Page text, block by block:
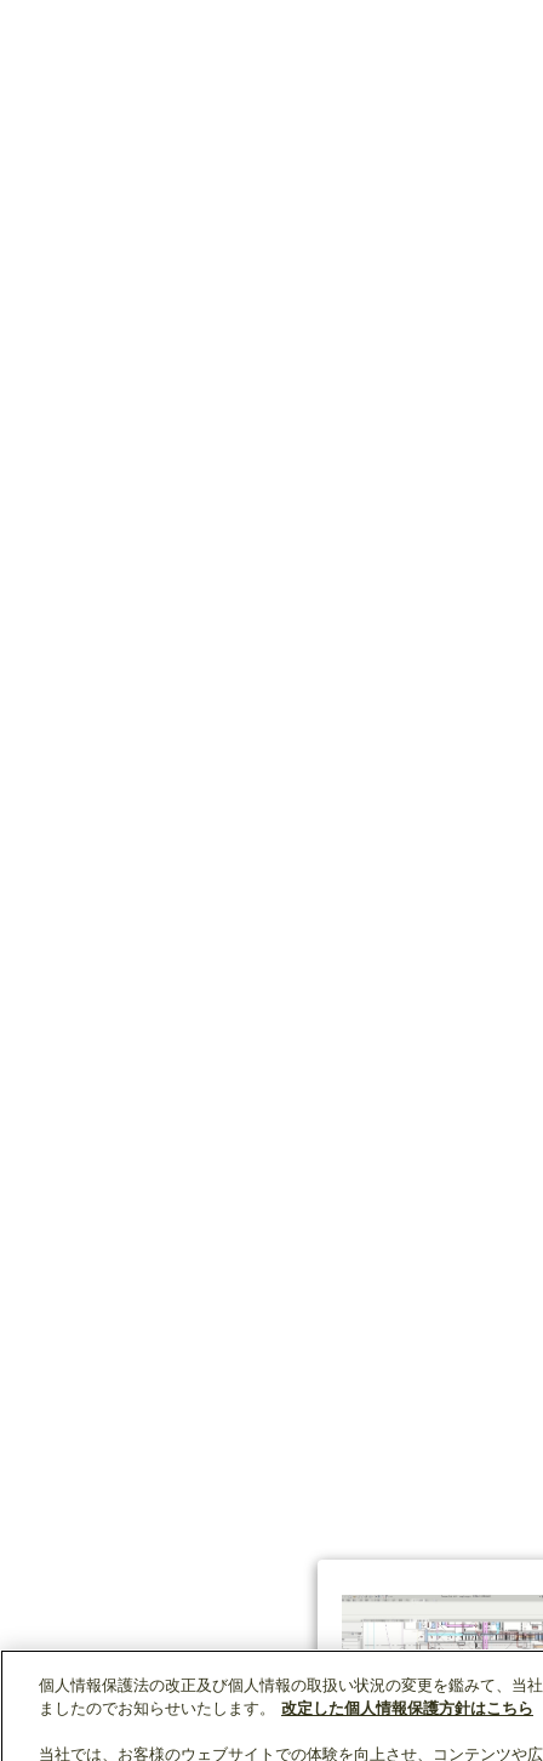
個人情報保護法の改正及び個人情報の取扱い状況の変更を鑑みて、当
ましたのでお知らせいたします。
改定した個人情報保護方針はこちら
当社では、お客様のウェブサイトでの体験を向上させ、コンテンツや